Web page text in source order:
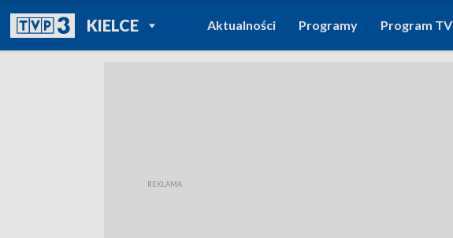
KIELCEPOWRÓT DO
TVP REGIONY
Aktualności Programy Program TV